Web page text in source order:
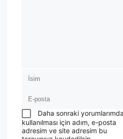
Daha sonraki yorumlarımda
kullanılması için adım, e-posta
adresim ve site adresim bu